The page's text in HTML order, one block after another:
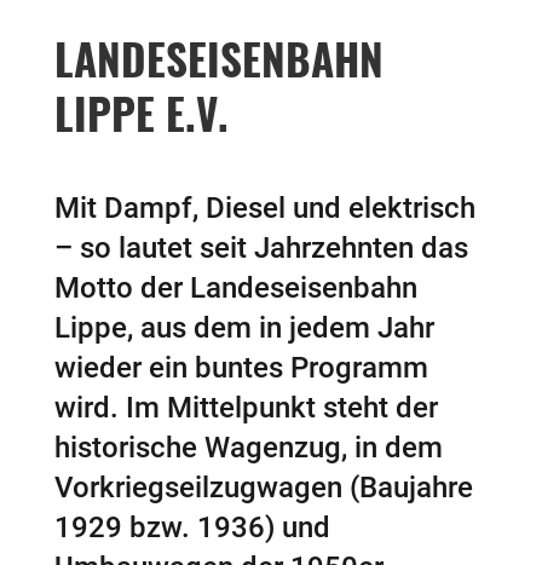
LANDESEISENBAHN
LIPPE E.V.
Mit Dampf, Diesel und elektrisch
– so lautet seit Jahrzehnten das
Motto der Landeseisenbahn
Lippe, aus dem in jedem Jahr
wieder ein buntes Programm
wird. Im Mittelpunkt steht der
historische Wagenzug, in dem
Vorkriegseilzugwagen (Baujahre
1929 bzw. 1936) und